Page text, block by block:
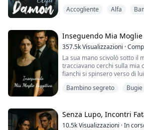
compagna.
prima di fare un respiro
incontrarono quelli di sua
dicendole di non farlo. Tutt...
Accogliente Alfa
Inseguendo Mia Moglie
357.5kVisualizzazioni ·
La sua mano scivolò sotto il
tracciavano cerchi sulla mia
fianchi si spinsero verso di
infilò le dita sotto, il suo
nel mio orecchio.
Mi baciò lungo il collo fino alla
Bambino segreto Bugie
Senza Lupo, Incontri
10.5kVisualizzazioni ·In